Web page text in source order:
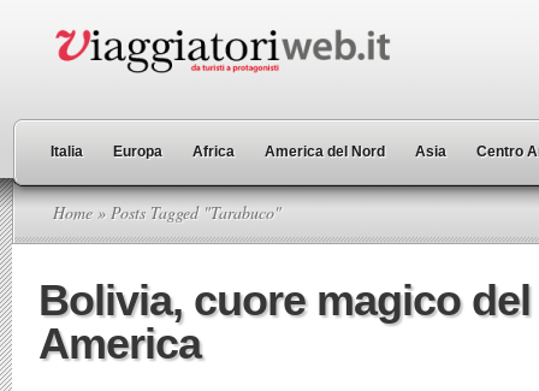
Italia Europa Africa America del Nord Asia Centro
Home » Posts Tagged "Tarabuco"
Bolivia, cuore magico
America